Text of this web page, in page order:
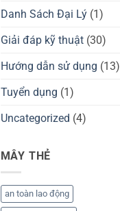
Danh Sách Đại Lý(1)
Giải đáp kỹ thuật(30)
Hướng dẫn sử dụng (13)
Tuyển dụng (1)
Uncategorized (4)
MÂY THẺ
an toàn lao động